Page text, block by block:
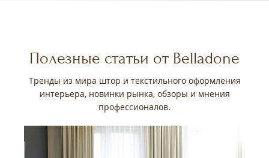
Полезные статьи от Belladone
Тренды из мира штор и текстильного оформления
интерьера, новинки рынка, обзоры и мнения
профессионалов.